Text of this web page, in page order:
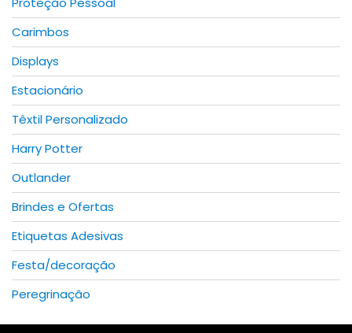
Carimbos
Displays
Estacionário
Têxtil Personalizado
Harry Potter
Outlander
Brindes e Ofertas
Etiquetas Adesivas
Festa/decoração
Peregrinação